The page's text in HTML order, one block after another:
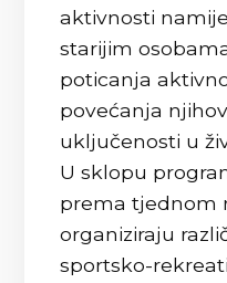
aktivnosti
starijim
poticanja
povećanja
uključenosti u
U sklopu
prema tjednom
organiziraju
sportsko-